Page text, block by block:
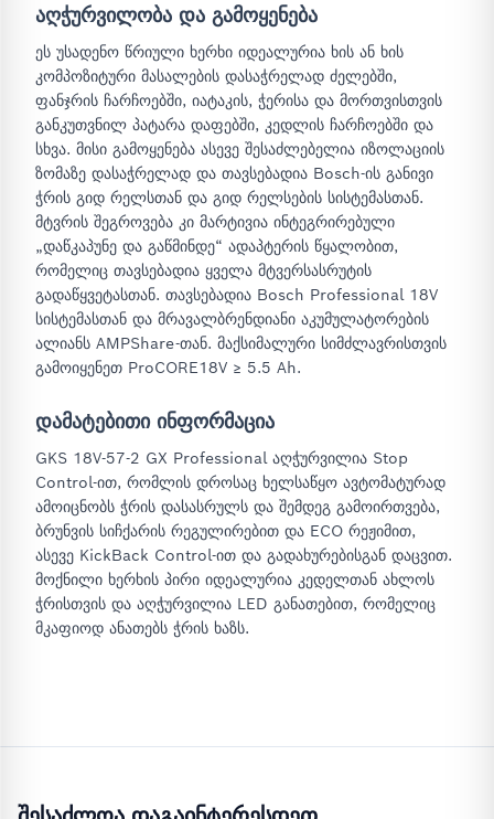
აღჭურვილობა და გამოყენება
ეს უსადენო წრიული ხერხი იდეალურია ხის ან ხის
კომპოზიტური მასალების დასაჭრელად ძელებში,
ფანჯრის ჩარჩოებში, იატაკის, ჭერისა და მორთვისთვის
განკუთვნილ პატარა დაფებში, კედლის ჩარჩოებში და
სხვა. მისი გამოყენება ასევე შესაძლებელია იზოლაციის
ზომაზე დასაჭრელად და თავსებადია Bosch-ის განივი
ჭრის გიდ რელსთან და გიდ რელსების სისტემასთან.
მტვრის შეგროვება კი მარტივია ინტეგრირებული
„დაწკაპუნე და გაწმინდე“ ადაპტერის წყალობით,
რომელიც თავსებადია ყველა მტვერსასრუტის
გადაწყვეტასთან. თავსებადია Bosch Professional 18V
სისტემასთან და მრავალბრენდიანი აკუმულატორების
ალიანს AMPShare-თან. მაქსიმალური სიმძლავრისთვის
გამოიყენეთ ProCORE18V ≥ 5.5 Ah.
დამატებითი ინფორმაცია
GKS 18V-57-2 GX Professional აღჭურვილია Stop
Control-ით, რომლის დროსაც ხელსაწყო ავტომატურად
ამოიცნობს ჭრის დასასრულს და შემდეგ გამოირთვება,
ბრუნვის სიჩქარის რეგულირებით და ECO რეჟიმით,
ასევე KickBack Control-ით და გადახურებისგან დაცვით.
მოქნილი ხერხის პირი იდეალურია კედელთან ახლოს
ჭრისთვის და აღჭურვილია LED განათებით, რომელიც
მკაფიოდ ანათებს ჭრის ხაზს.